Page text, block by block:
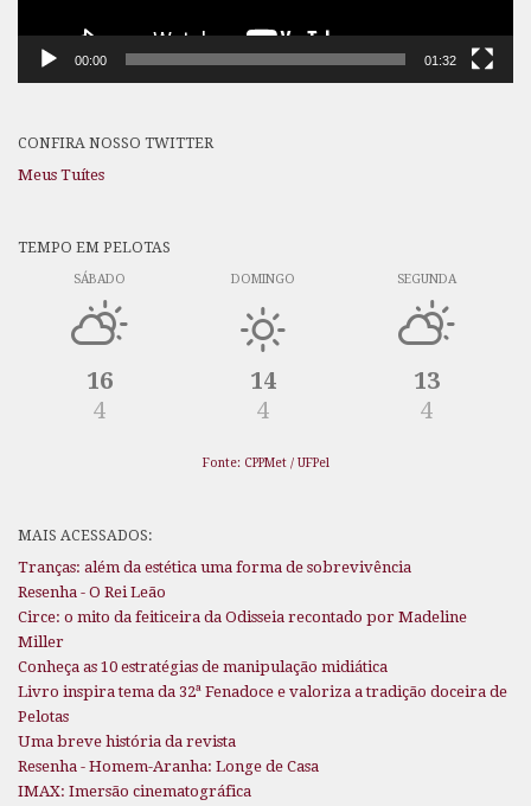
00:00 01:32
CONFIRA NOSSO TWITTER
Meus Tuítes
TEMPO EM PELOTAS
SÁBADO
16
4
DOMINGO
14
4
SEGUNDA
13
4
Fonte: CPPMet / UFPel
MAIS ACESSADOS:
Tranças: além da estética uma forma de sobrevivência
Resenha - O Rei Leão
Circe: o mito da feiticeira da Odisseia recontado por Madeline
Miller
Conheça as 10 estratégias de manipulação midiática
Livro inspira tema da 32ª Fenadoce e valoriza a tradição doceira de
Pelotas
Uma breve história da revista
Resenha - Homem-Aranha: Longe de Casa
IMAX: Imersão cinematográfica